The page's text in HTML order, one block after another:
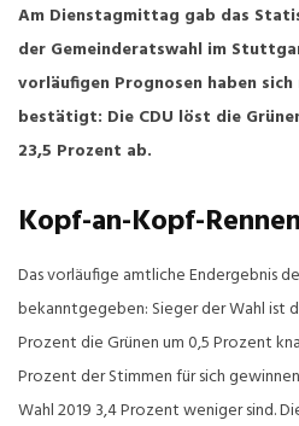
Am Dienstagmittag gab das
der Gemeinderatswahl im
vorläufigen Prognosen haben
bestätigt: Die CDU löst die
23,5 Prozent ab.
Kopf-an-Kopf-Rennen
Das vorläufige amtliche Endergebnis
bekanntgegeben: Sieger der Wahl ist
Prozent die Grünen um 0,5 Prozent
Prozent der Stimmen für sich
Wahl 2019 3,4 Prozent weniger sind.